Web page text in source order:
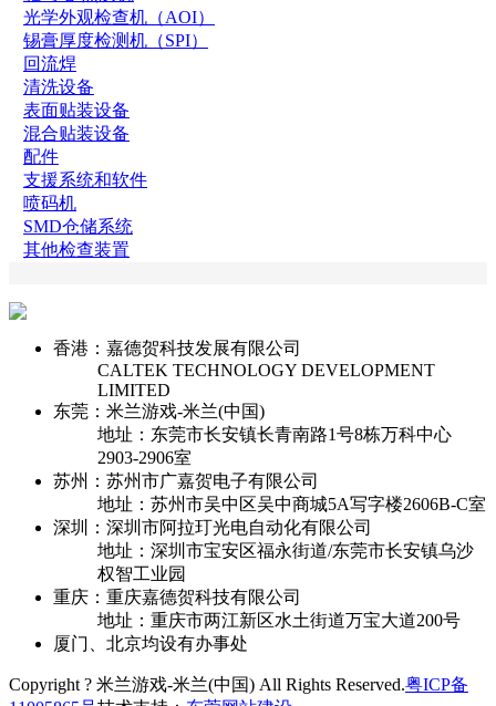
光学外观检查机（AOI）
锡膏厚度检测机（SPI）
回流焊
清洗设备
表面贴装设备
混合贴装设备
配件
支援系统和软件
喷码机
SMD仓储系统
其他检查装置
香港：嘉德贺科技发展有限公司
CALTEK TECHNOLOGY DEVELOPMENT
LIMITED
东莞：米兰游戏-米兰(中国)
地址：东莞市长安镇长青南路1号8栋万科中心
2903-2906室
苏州：苏州市广嘉贺电子有限公司
地址：苏州市吴中区吴中商城5A写字楼2606B-C室
深圳：深圳市阿拉玎光电自动化有限公司
地址：深圳市宝安区福永街道/东莞市长安镇乌沙
权智工业园
重庆：重庆嘉德贺科技有限公司
地址：重庆市两江新区水土街道万宝大道200号
厦门、北京均设有办事处
Copyright ? 米兰游戏-米兰(中国) All Rights Reserved.粤ICP备